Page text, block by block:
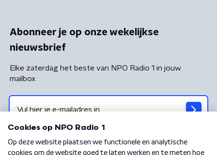
Abonneer je op onze wekelijkse
nieuwsbrief
Elke zaterdag het beste van NPO Radio 1 in jouw
mailbox